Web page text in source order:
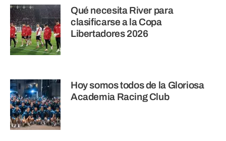
Qué necesita River para
clasificarse a la Copa
Libertadores 2026
Hoy somos todos de la Gloriosa
Academia Racing Club